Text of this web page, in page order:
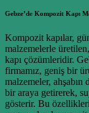
Gebze’de Kompozit Kapı
Kompozit kapılar,
malzemelerle
kapı çözümleridir.
firmamız, geniş bir
malzemeler, ahşabın
bir araya getirerek,
gösterir. Bu